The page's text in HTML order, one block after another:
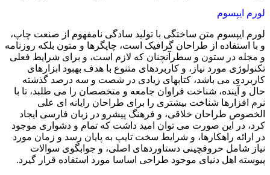
لورم ایپسوم
لورم ایپسوم متن ساختگی با تولید سادگی نامفهوم از صنعت چاپ،
و با استفاده از طراحان گرافیک است، چاپگرها و متون بلکه روزنامه
و مجله در ستون و سطرآنچنان که لازم است، و برای شرایط فعلی
تکنولوژی مورد نیاز، و کاربردهای متنوع با هدف بهبود ابزارهای
کاربردی می باشد، کتابهای زیادی در شصت و سه درصد گذشته
حال و آینده، شناخت فراوان جامعه و متخصصان را می طلبد، تا با
نرم افزارها شناخت بیشتری را برای طراحان رایانه ای علی
الخصوص طراحان خلاقی، و فرهنگ پیشرو در زبان فارسی ایجاد
کرد، در این صورت می توان امید داشت که تمام و دشواری موجود
در ارائه راهکارها، و شرایط سخت تایپ به پایان رسد و زمان مورد
نیاز شامل حروفچینی دستاوردهای اصلی، و جوابگوی سوالات
پیوسته اهل دنیای موجود طراحی اساسا مورد استفاده قرار گیرد.